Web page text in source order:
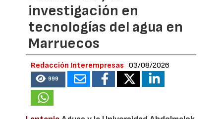
investigación en
tecnologías del agua en
Marruecos
Redacción Interempresas 03/08/2026
999